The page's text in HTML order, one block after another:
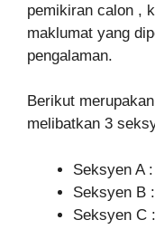
pemikiran calon ,
maklumat yang
pengalaman.
Berikut
melibatkan 3
Seksyen A
Seksyen B
Seksyen C